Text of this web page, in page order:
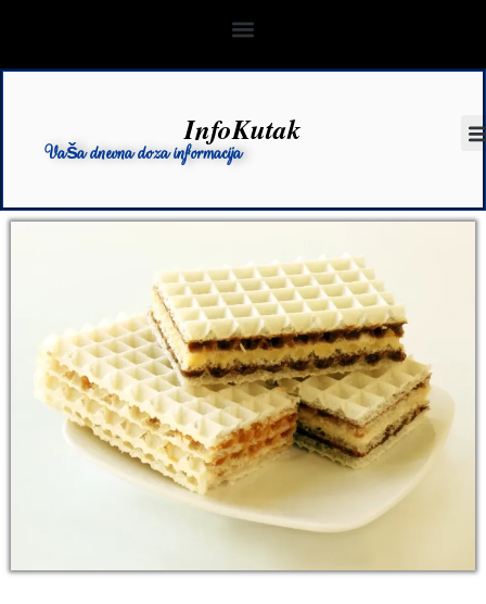
InfoKutak
Vaša dnevna doza informacija